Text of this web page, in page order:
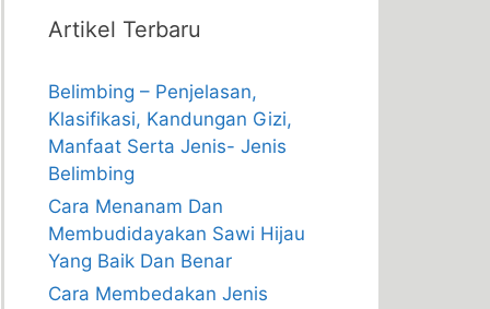
Artikel Terbaru
Belimbing – Penjelasan,
Klasifikasi, Kandungan Gizi,
Manfaat Serta Jenis- Jenis
Belimbing
Cara Menanam Dan
Membudidayakan Sawi Hijau
Yang Baik Dan Benar
Cara Membedakan Jenis